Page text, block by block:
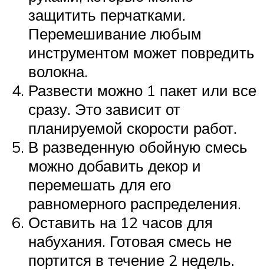
защитить перчатками.
Перемешивание любым
инструментом может повредить
волокна.
Развести можно 1 пакет или все
сразу. Это зависит от
планируемой скорости работ.
В разведенную обойную смесь
можно добавить декор и
перемешать для его
равномерного распределения.
Оставить на 12 часов для
набухания. Готовая смесь не
портится в течение 2 недель.